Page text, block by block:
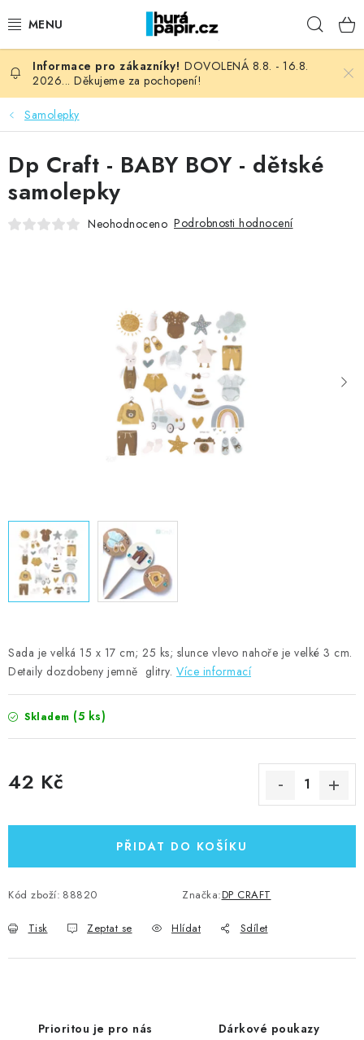
na
NOVINKY
HURÁ DÍLNA
VŠECHNO ZBOŽÍ
KNIHAŘSKÝ MATERIÁL
MOJE OBJEDNÁVKA
Moje objednávka
Oblíbené ♥️
Jak nakupovat
DOVOLENÁ 8.8. - 16.8.
2026... Děkujeme za pochopení!
Samolepky
Sada je velká 15 x 17 cm; 25 ks; slunce vlevo nahoře je velké 3 cm.
Detaily dozdobeny jemně glitry. Více informací
Skladem (5 ks)
42 Kč
PŘIDAT DO KOŠÍKU
Kód zboží: 88820 Značka:DP CRAFT
Tisk Zeptat se Hlídat Sdílet
Dp Craft - BABY BOY - dětské
samolepky
Neohodnoceno Podrobnosti hodnocení
Prioritou je pro nás Dárkové poukazy